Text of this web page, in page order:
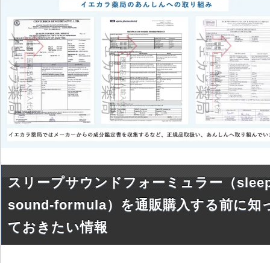
スリープサウンドフォーミュラー（
sound-formula）を通販購入する前に知
ておきたい情報